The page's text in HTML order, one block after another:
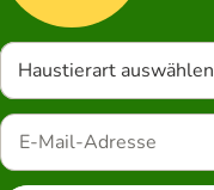
Haustierart auswählen